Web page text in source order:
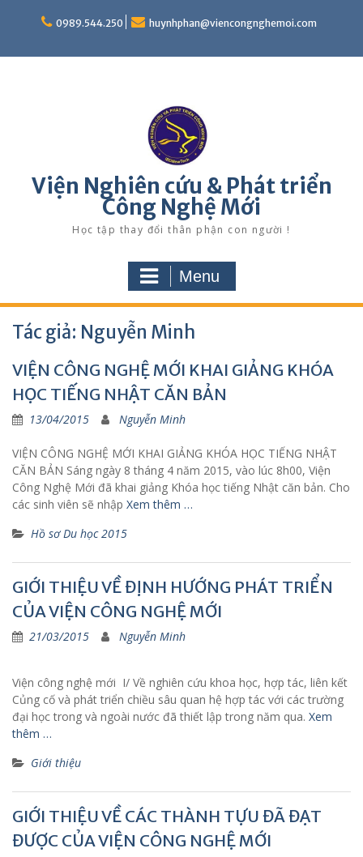
0989.544.250 huynhphan@viencongnghemoi.com
Viện Nghiên cứu & Phát triển
Công Nghệ Mới
Học tập thay đổi thân phận con người !
Menu
Tác giả: Nguyễn Minh
VIỆN CÔNG NGHỆ MỚI KHAI GIẢNG KHÓA
HỌC TIẾNG NHẬT CĂN BẢN
13/04/2015 Nguyễn Minh
VIỆN CÔNG NGHỆ MỚI KHAI GIẢNG KHÓA HỌC TIẾNG NHẬT
CĂN BẢN Sáng ngày 8 tháng 4 năm 2015, vào lúc 8h00, Viện
Công Nghệ Mới đã khai giảng Khóa học tiếng Nhật căn bản. Cho
các sinh viên sẽ nhập Xem thêm …
Hồ sơ Du học 2015
GIỚI THIỆU VỀ ĐỊNH HƯỚNG PHÁT TRIỂN
CỦA VIỆN CÔNG NGHỆ MỚI
21/03/2015 Nguyễn Minh
Viện công nghệ mới I/ Về nghiên cứu khoa học, hợp tác, liên kết
Củng cố và phát triển chiều sâu quan hệ hợp tác với các trường
đại học trong và ngoài nước đã thiết lập trong năm qua. Xem
thêm …
Giới thiệu
GIỚI THIỆU VỀ CÁC THÀNH TỰU ĐÃ ĐẠT
ĐƯỢC CỦA VIỆN CÔNG NGHỆ MỚI